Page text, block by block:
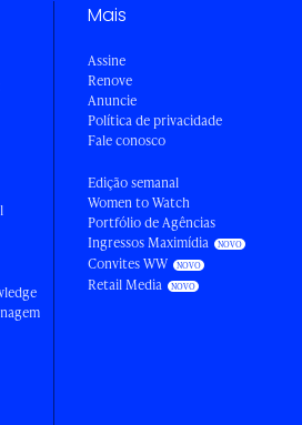
Mais
Assine
Renove
Anuncie
Política de privacidade
Fale conosco
Edição semanal
Women to Watch
Portfólio de Agências
Ingressos Maximídia
Convites WW
Retail Media